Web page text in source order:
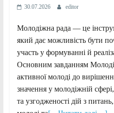
30.07.2026 editor
Молодіжна рада — це
який дає можливість бути
участь у формуванні й
Основним завданням
активної молоді до
значення у молодіжній
та узгодженості дій з